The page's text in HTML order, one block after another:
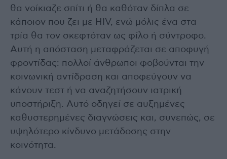
θα νοίκιαζε σπίτι ή θα καθόταν δίπλα σε
κάποιον που ζει με HIV, ενώ μόλις ένα στα
τρία θα τον σκεφτόταν ως φίλο ή σύντροφο.
Αυτή η απόσταση μεταφράζεται σε αποφυγή
φροντίδας: πολλοί άνθρωποι φοβούνται την
κοινωνική αντίδραση και αποφεύγουν να
κάνουν τεστ ή να αναζητήσουν ιατρική
υποστήριξη. Αυτό οδηγεί σε αυξημένες
καθυστερημένες διαγνώσεις και, συνεπώς, σε
υψηλότερο κίνδυνο μετάδοσης στην
κοινότητα.